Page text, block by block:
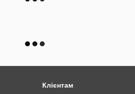
Клієнтам